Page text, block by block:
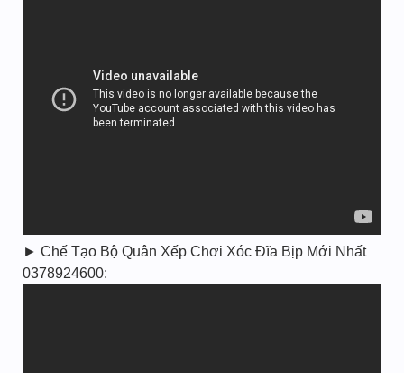
► Chế Tạo Bộ Quân Xếp Chơi Xóc Đĩa Bịp Mới Nhất
0378924600: